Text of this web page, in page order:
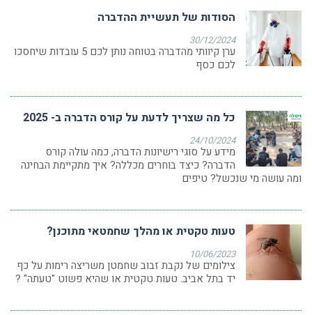
הסודות של תעשיית ההדברה
30/12/2024
ערן קיוותי מהדברה בטוחה נותן לכם 5 עובדות שיחסכו
לכם כסף
כל מה שצריך לדעת על קורס הדברה ב- 2025
24/10/2024
מידע על סוגי רישיונות הדברה, כמה עולה קורס
הדברה? כיצד בוחרים מכללה? איך מתקיימת הבחינה
ומה עושה מי שנכשל? טיפים
טעות טקטית או מהלך שחמטאי מתוכנן?
10/06/2023
צילומים של נקבת זבוב שחמטן משריצה רימות על כף
יד בתל אביב. טעות טקטית או שהיא פשוט "טעתה" ?